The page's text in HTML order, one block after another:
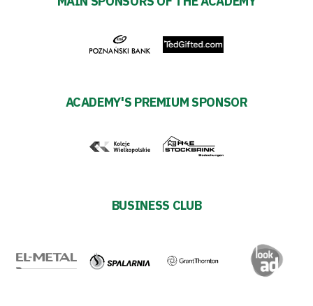
ACADEMY'S PREMIUM SPONSOR
BUSINESS CLUB